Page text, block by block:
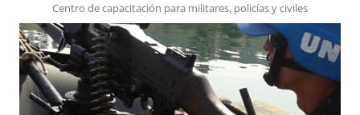
Centro de capacitación para militares, policías y civiles